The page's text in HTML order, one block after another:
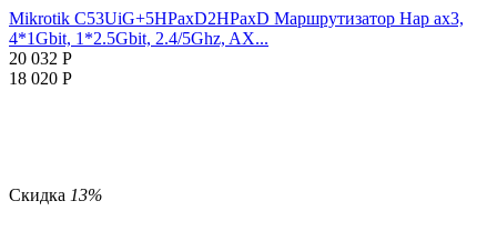
Mikrotik C53UiG+5HPaxD2HPaxD Маршрутизатор Hap ax3,
4*1Gbit, 1*2.5Gbit, 2.4/5Ghz, AX...
20 032 Р
18 020 Р
Скидка 13%